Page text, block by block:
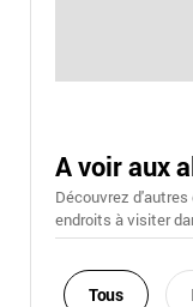
A voir aux
Découvrez
endroits à visiter
Tous